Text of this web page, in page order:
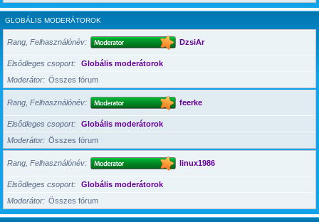
GLOBÁLIS MODERÁTOROK
Rang, Felhasználónév DzsiAr
Elsődleges csoport
Globális moderátorok
Moderátor
Összes fórum
Rang, Felhasználónév feerke
Elsődleges csoport
Globális moderátorok
Moderátor
Összes fórum
Rang, Felhasználónév linux1986
Elsődleges csoport
Globális moderátorok
Moderátor
Összes fórum